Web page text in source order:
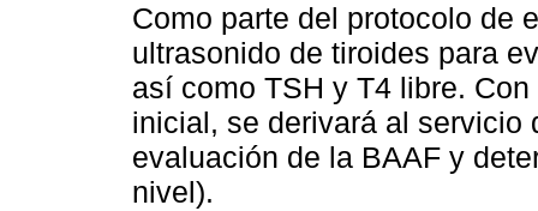
Como parte del protocolo de
ultrasonido de tiroides para
así como TSH y T4 libre.
inicial, se derivará al servicio
evaluación de la BAAF y
nivel).